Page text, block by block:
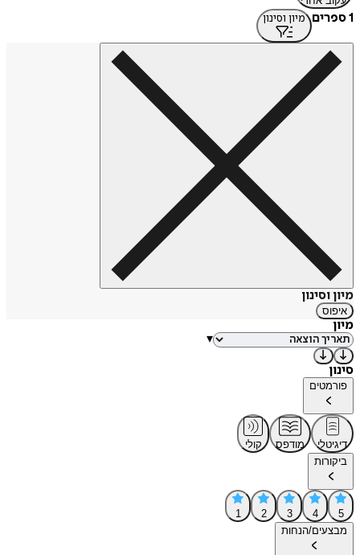
1 ספרים מיון וסינון
מיון וסינון
איפוס
מיון
▾
סינון
פורמטים
דיגיטלי מודפס
קולי
ביקורות
5
4
3
2
1
מבצעים/הנחות